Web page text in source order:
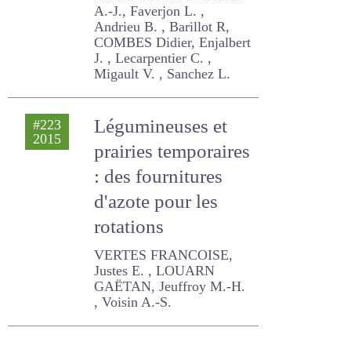
Légumineuses et
prairies
temporaires : des
fournitures d'azote
pour les rotations
VERTES FRANCOISE, Justes
E. , LOUARN GAËTAN,
Jeuffroy M.-H. , Voisin A.-S.